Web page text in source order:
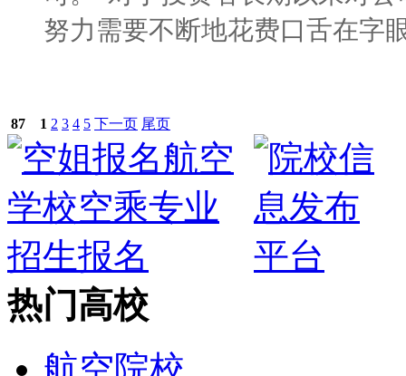
努力需要不断地花费口舌在字
87 1 2 3 4 5 下一页 尾页
热门高校